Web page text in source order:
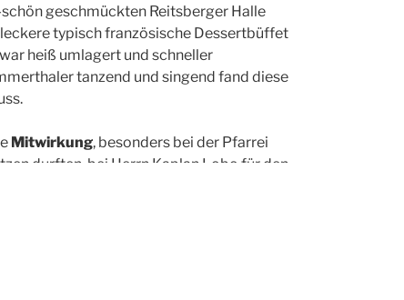
geschmückten Reitsberger Halle
typisch französische Dessertbüffet
heiß umlagert und schneller
tanzend und singend fand diese
Mitwirkung, besonders bei der Pfarrei
durften, bei Herrn Kaplan Lobo für den